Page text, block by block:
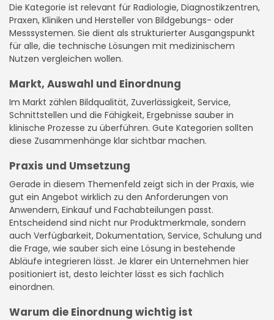
Die Kategorie ist relevant für Radiologie, Diagnostikzentren,
Praxen, Kliniken und Hersteller von Bildgebungs- oder
Messsystemen. Sie dient als strukturierter Ausgangspunkt
für alle, die technische Lösungen mit medizinischem
Nutzen vergleichen wollen.
Markt, Auswahl und Einordnung
Im Markt zählen Bildqualität, Zuverlässigkeit, Service,
Schnittstellen und die Fähigkeit, Ergebnisse sauber in
klinische Prozesse zu überführen. Gute Kategorien sollten
diese Zusammenhänge klar sichtbar machen.
Praxis und Umsetzung
Gerade in diesem Themenfeld zeigt sich in der Praxis, wie
gut ein Angebot wirklich zu den Anforderungen von
Anwendern, Einkauf und Fachabteilungen passt.
Entscheidend sind nicht nur Produktmerkmale, sondern
auch Verfügbarkeit, Dokumentation, Service, Schulung und
die Frage, wie sauber sich eine Lösung in bestehende
Abläufe integrieren lässt. Je klarer ein Unternehmen hier
positioniert ist, desto leichter lässt es sich fachlich
einordnen.
Warum die Einordnung wichtig ist